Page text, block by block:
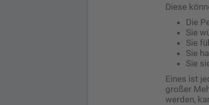
Diese
Die
Sie
Sie
Sie
Sie
Eines ist
großer
werden,